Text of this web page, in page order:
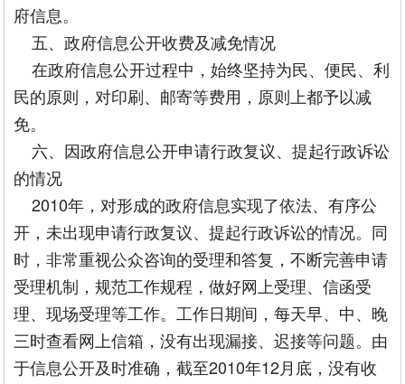
府信息。
五、政府信息公开收费及减免情况
在政府信息公开过程中，始终坚持为民、便民、利
民的原则，对印刷、邮寄等费用，原则上都予以减
免。
六、因政府信息公开申请行政复议、提起行政诉讼
的情况
2010年，对形成的政府信息实现了依法、有序公
开，未出现申请行政复议、提起行政诉讼的情况。同
时，非常重视公众咨询的受理和答复，不断完善申请
受理机制，规范工作规程，做好网上受理、信函受
理、现场受理等工作。工作日期间，每天早、中、晚
三时查看网上信箱，没有出现漏接、迟接等问题。由
于信息公开及时准确，截至2010年12月底，没有收